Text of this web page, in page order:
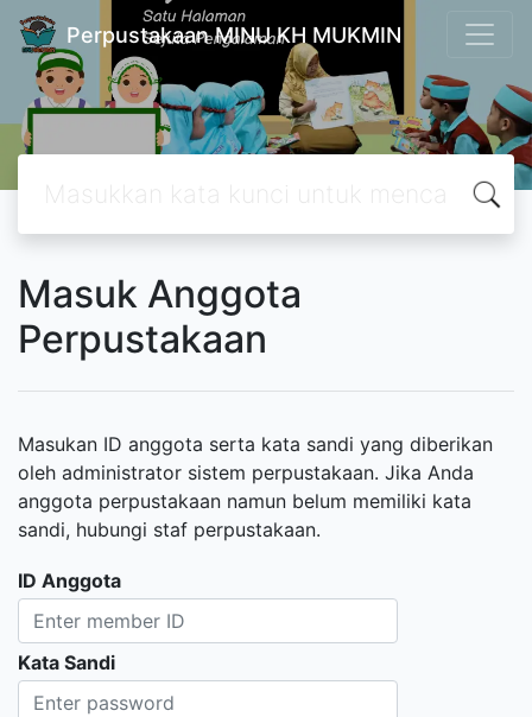
Perpustakaan MINU KH MUKMIN
Masuk Anggota
Perpustakaan
Masukan ID anggota serta kata sandi yang diberikan
oleh administrator sistem perpustakaan. Jika Anda
anggota perpustakaan namun belum memiliki kata
sandi, hubungi staf perpustakaan.
ID Anggota
Kata Sandi